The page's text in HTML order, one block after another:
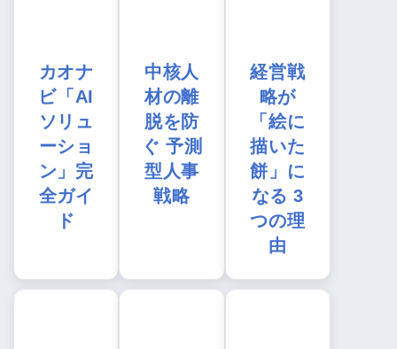
カオナ
ビ「AI
ソリュ
ーショ
ン」完
全ガイ
ド
中核人
材の離
脱を防
ぐ 予測
型人事
戦略
経営戦
略が
「絵に
描いた
餅」に
なる 3
つの理
由